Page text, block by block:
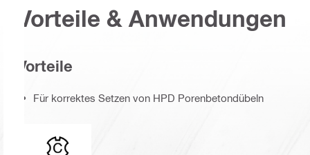
Vorteile & Anwendungen
Vorteile
Für korrektes Setzen von HPD Porenbetondübeln
Einsteckenden